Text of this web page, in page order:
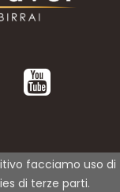
facciamo uso di
di terze parti.